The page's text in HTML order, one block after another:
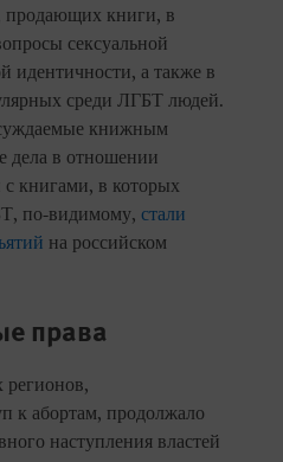
продающих книги, в
сексуальной
идентичности, а также в
среди ЛГБТ людей.
книжным
дела в отношении
с книгами, в которых
по-видимому, стали
на российском
права
регионов,
к абортам, продолжало
наступления властей